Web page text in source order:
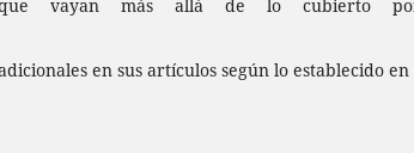
vayan más allá de lo cubierto por
en sus artículos según lo establecido